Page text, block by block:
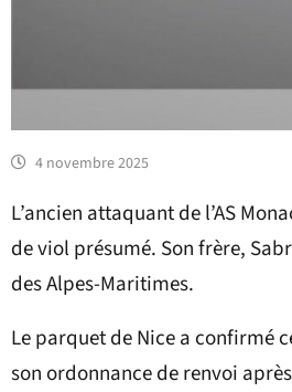
4 novembre 2025
L’ancien attaquant de l’AS
de viol présumé. Son frère,
des Alpes-Maritimes.
Le parquet de Nice a confirmé
son ordonnance de renvoi